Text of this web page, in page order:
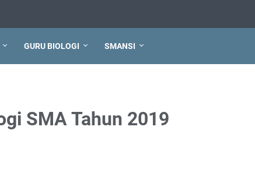
GURU BIOLOGI SMANSI
SMA Tahun 2019